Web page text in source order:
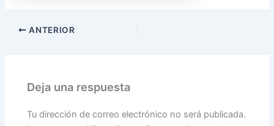
ANTERIOR
Deja una respuesta
Tu dirección de correo electrónico no será publicada.